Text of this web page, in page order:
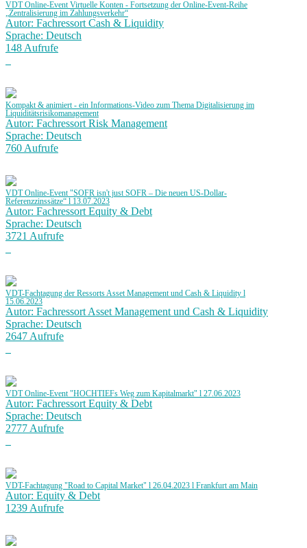
VDT Online-Event Virtuelle Konten - Fortsetzung der Online-Event-Reihe
„Zentralisierung im Zahlungsverkehr“
Autor: Fachressort Cash & Liquidity
Sprache: Deutsch
148 Aufrufe
Kompakt & animiert - ein Informations-Video zum Thema Digitalisierung im
Liquiditätsrisikomanagement
Autor: Fachressort Risk Management
Sprache: Deutsch
760 Aufrufe
VDT Online-Event "SOFR isn't just SOFR – Die neuen US-Dollar-
Referenzzinssätze“ l 13.07.2023
Autor: Fachressort Equity & Debt
Sprache: Deutsch
3721 Aufrufe
VDT-Fachtagung der Ressorts Asset Management und Cash & Liquidity l
15.06.2023
Autor: Fachressort Asset Management und Cash & Liquidity
Sprache: Deutsch
2647 Aufrufe
VDT Online-Event "HOCHTIEFs Weg zum Kapitalmarkt" l 27.06.2023
Autor: Fachressort Equity & Debt
Sprache: Deutsch
2777 Aufrufe
VDT-Fachtagung "Road to Capital Market" l 26.04.2023 l Frankfurt am Main
Autor: Equity & Debt
1239 Aufrufe